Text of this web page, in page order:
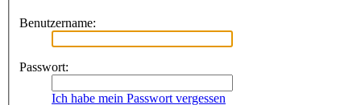
Benutzername:
Passwort:
Ich habe mein Passwort vergessen